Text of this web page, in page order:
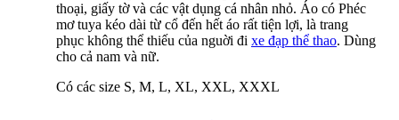
thoại, giấy tờ và các vật dụng cá nhân nhỏ. Áo có Phéc
mơ tuya kéo dài từ cổ đến hết áo rất tiện lợi, là trang
phục không thể thiếu của nguời đi xe đạp thể thao. Dùng
cho cả nam và nữ.
Có các size S, M, L, XL, XXL, XXXL